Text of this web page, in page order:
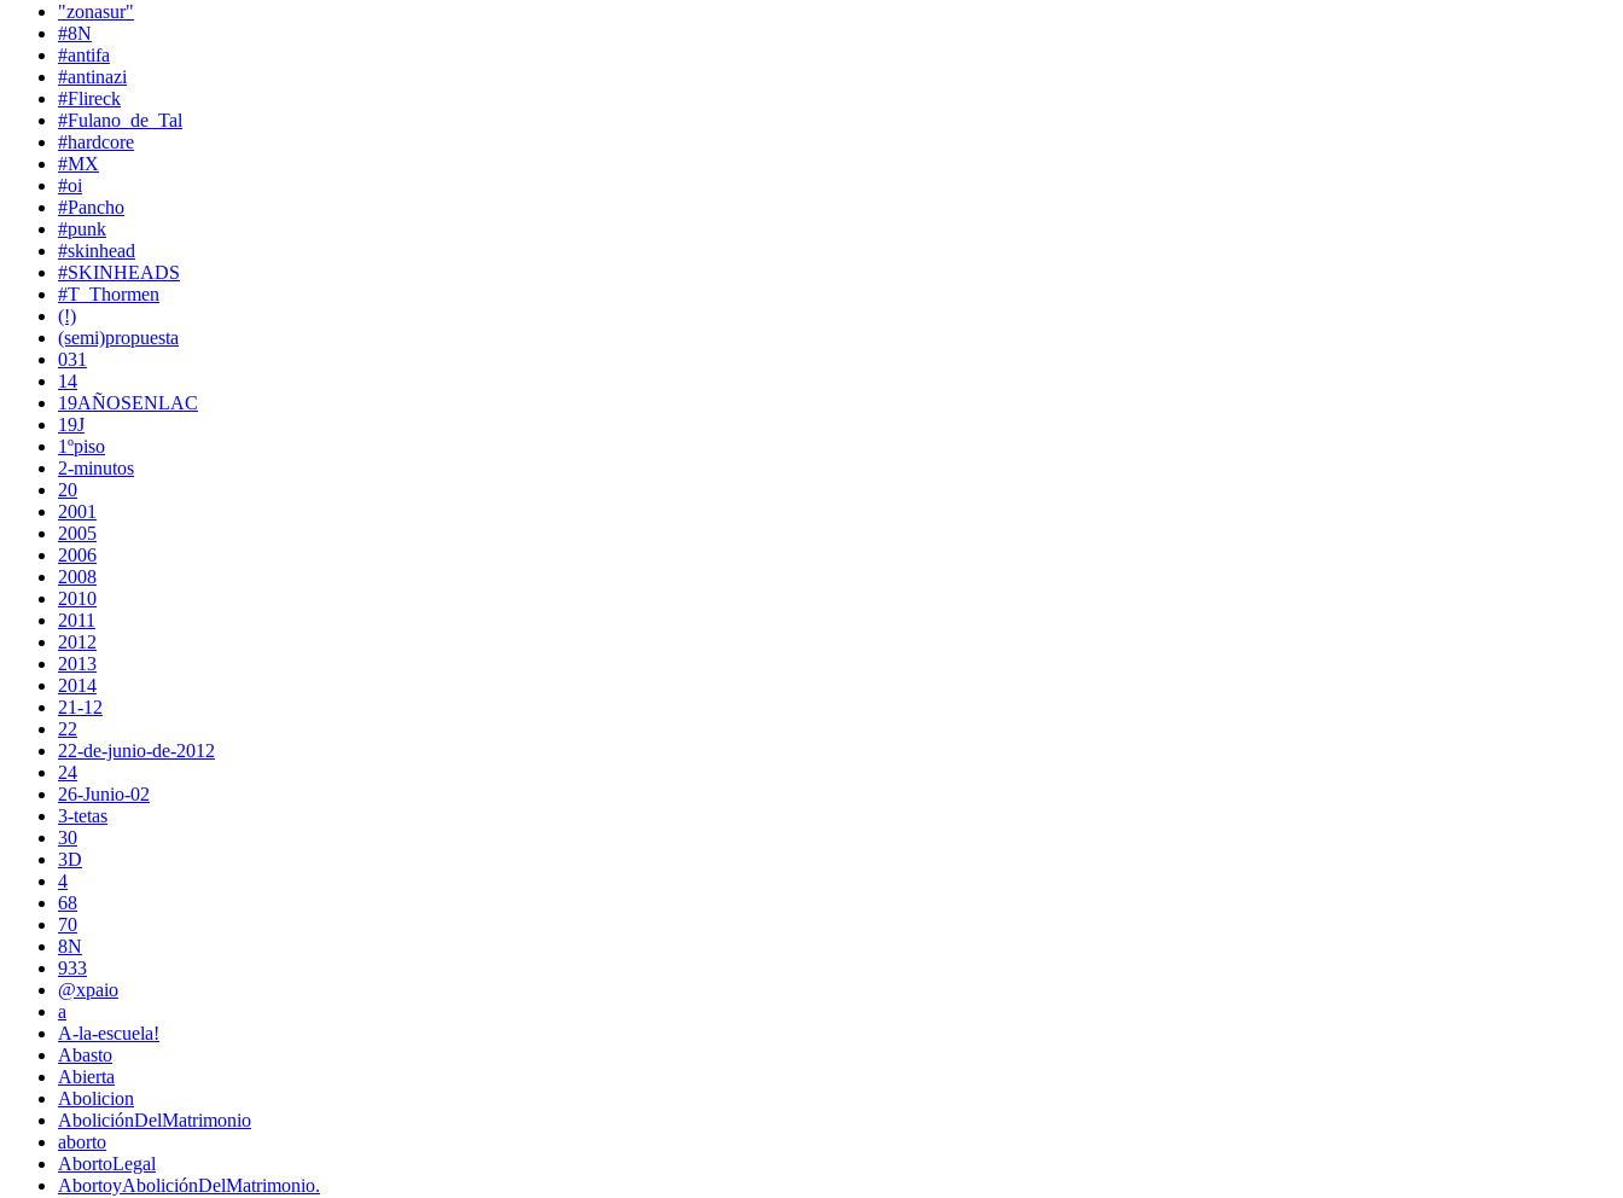
"zonasur"
#8N
#antifa
#antinazi
#Flireck
#Fulano_de_Tal
#hardcore
#MX
#oi
#Pancho
#punk
#skinhead
#SKINHEADS
#T_Thormen
(!)
(semi)propuesta
031
14
19AÑOSENLAC
19J
1ºpiso
2-minutos
20
2001
2005
2006
2008
2010
2011
2012
2013
2014
21-12
22
22-de-junio-de-2012
24
26-Junio-02
3-tetas
30
3D
4
68
70
8N
933
@xpaio
a
A-la-escuela!
Abasto
Abierta
Abolicion
AboliciónDelMatrimonio
aborto
AbortoLegal
AbortoyAboliciónDelMatrimonio.